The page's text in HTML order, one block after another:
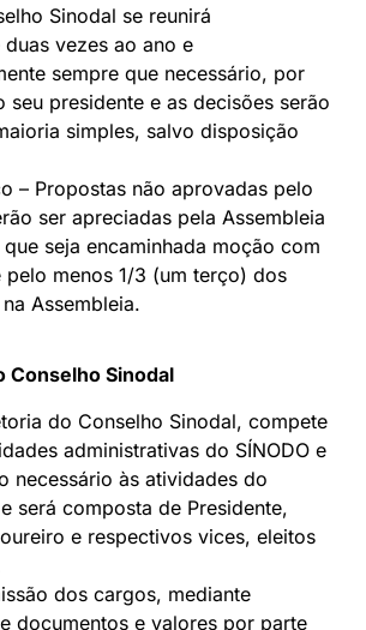
Sinodal se reunirá
vezes ao ano e
sempre que necessário, por
seu presidente e as decisões serão
simples, salvo disposição
– Propostas não aprovadas pelo
ser apreciadas pela Assembleia
seja encaminhada moção com
pelo menos 1/3 (um terço) dos
Assembleia.
Conselho Sinodal
do Conselho Sinodal, compete
administrativas do SÍNODO e
necessário às atividades do
será composta de Presidente,
e respectivos vices, eleitos
dos cargos, mediante
documentos e valores por parte